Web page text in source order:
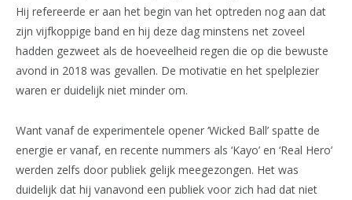
Hij refereerde er aan het begin van het optreden nog aan dat
zijn vijfkoppige band en hij deze dag minstens net zoveel
hadden gezweet als de hoeveelheid regen die op die bewuste
avond in 2018 was gevallen. De motivatie en het spelplezier
waren er duidelijk niet minder om.
Want vanaf de experimentele opener ‘Wicked Ball’ spatte de
energie er vanaf, en recente nummers als ‘Kayo’ en ‘Real Hero’
werden zelfs door publiek gelijk meegezongen. Het was
duidelijk dat hij vanavond een publiek voor zich had dat niet